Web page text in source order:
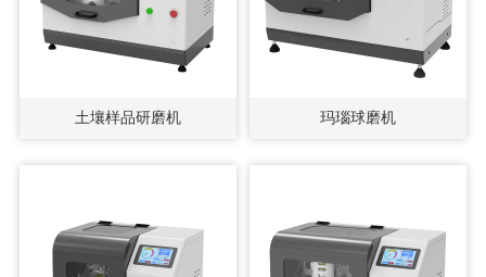
土壤样品研磨机 玛瑙球磨机